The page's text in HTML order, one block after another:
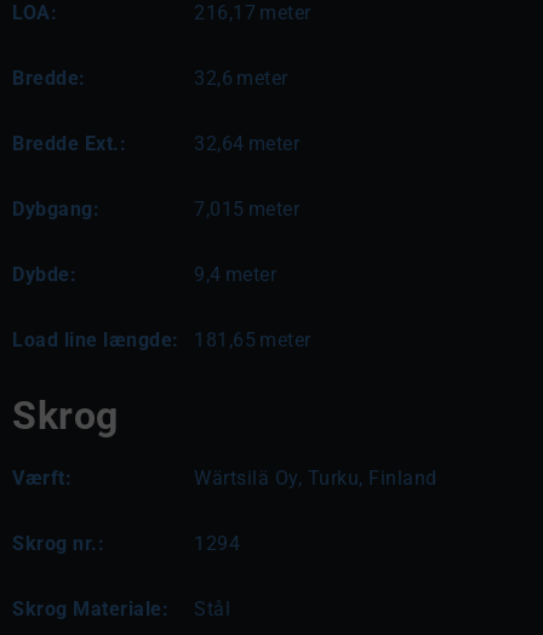
LOA: 216,17 meter
Bredde: 32,6 meter
Bredde Ext.: 32,64 meter
Dybgang: 7,015 meter
Dybde: 9,4 meter
Load line længde: 181,65 meter
Skrog
Værft: Wärtsilä Oy, Turku, Finland
Skrog nr.: 1294
Skrog Materiale: Stål